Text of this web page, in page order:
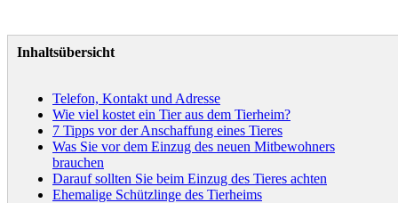
Inhaltsübersicht
Telefon, Kontakt und Adresse
Wie viel kostet ein Tier aus dem Tierheim?
7 Tipps vor der Anschaffung eines Tieres
Was Sie vor dem Einzug des neuen Mitbewohners
brauchen
Darauf sollten Sie beim Einzug des Tieres achten
Ehemalige Schützlinge des Tierheims